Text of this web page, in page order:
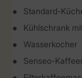
Standard-
Kühlschrank
Wasserkocher
Senseo-